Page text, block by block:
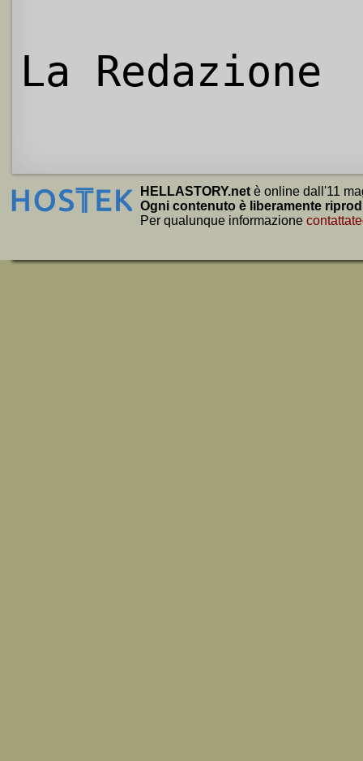
La Redazione
HELLASTORY.net è online dall'11
Ogni contenuto è liberamente
Per qualunque informazione